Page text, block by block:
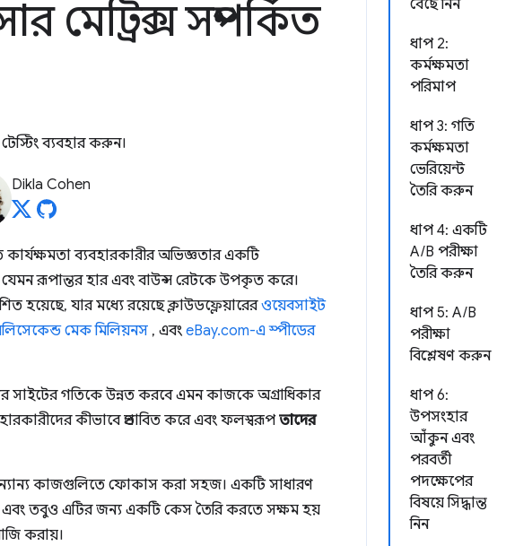
বেছে নিন
ধাপ 2:
কর্মক্ষমতা
পরিমাপ
ধাপ 3: গতি
কর্মক্ষমতা
ভেরিয়েন্ট
তৈরি করুন
ধাপ 4: একটি
A/B পরীক্ষা
তৈরি করুন
ধাপ 5: A/B
পরীক্ষা
বিশ্লেষণ করুন
ধাপ 6:
উপসংহার
আঁকুন এবং
পরবর্তী
পদক্ষেপের
বিষয়ে সিদ্ধান্ত
নিন
মেট্রিক্স সম্পর্কিত
ব্যবহার করুন।
Dikla Cohen
কার্যক্ষমতা ব্যবহারকারীর অভিজ্ঞতার একটি
যেমন রূপান্তর হার এবং বাউন্স রেটকে উপকৃত করে।
হয়েছে, যার মধ্যে রয়েছে ক্লাউডফ্লেয়ারেরওয়েবসাইট
মেক মিলিয়নস , এবং eBay.com-এ স্পীডের
সাইটের গতিকে উন্নত করবে এমন কাজকে অগ্রাধিকার
কীভাবে প্রভাবিত করে এবং ফলস্বরূপতাদের
কাজগুলিতে ফোকাস করা সহজ। একটি সাধারণ
তবুও এটির জন্য একটি কেস তৈরি করতে সক্ষম হয়
করায়।